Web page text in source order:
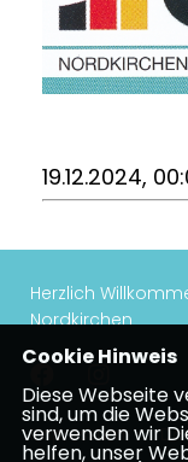
19.12.2024,
Herzlich
Nordkirchen
Impressum
Cookie Hinweis
Diese Webseite
sind, um die
verwenden wir
helfen, unser